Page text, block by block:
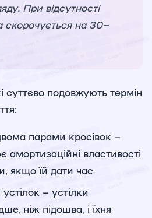
При відсутності
скорочується на 30–
суттєво подовжують термін
парами кросівок –
амортизаційні властивості
якщо їй дати час
– устілки
ніж підошва, і їхня